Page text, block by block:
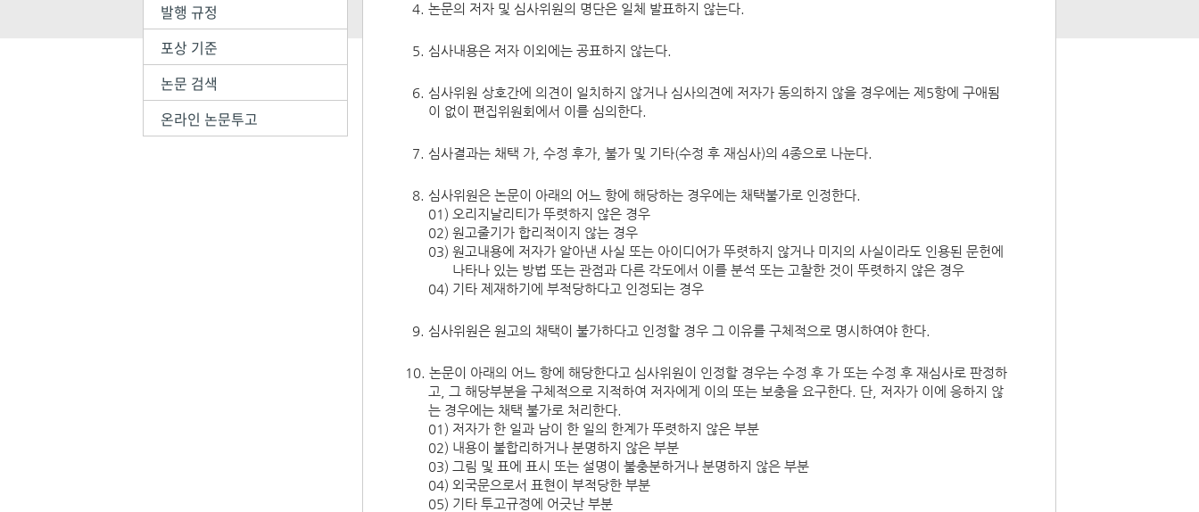
발행 규정
포상 기준
논문 검색
온라인 논문투고
4. 논문의 저자 및 심사위원의 명단은 일체 발표하지 않는다.
5. 심사내용은 저자 이외에는 공표하지 않는다.
6. 심사위원 상호간에 의견이 일치하지 않거나 심사의견에 저자가 동의하지 않을 경우에는 제5항에 구애됨
이 없이 편집위원회에서 이를 심의한다.
7. 심사결과는 채택 가, 수정 후가, 불가 및 기타(수정 후 재심사)의 4종으로 나눈다.
8. 심사위원은 논문이 아래의 어느 항에 해당하는 경우에는 채택불가로 인정한다.
오리지날리티가 뚜렷하지 않은 경우
원고줄기가 합리적이지 않는 경우
원고내용에 저자가 알아낸 사실 또는 아이디어가 뚜렷하지 않거나 미지의 사실이라도 인용된 문헌에
나타나 있는 방법 또는 관점과 다른 각도에서 이를 분석 또는 고찰한 것이 뚜렷하지 않은 경우
기타 제재하기에 부적당하다고 인정되는 경우
9. 심사위원은 원고의 채택이 불가하다고 인정할 경우 그 이유를 구체적으로 명시하여야 한다.
10. 논문이 아래의 어느 항에 해당한다고 심사위원이 인정할 경우는 수정 후 가 또는 수정 후 재심사로 판정하
고, 그 해당부분을 구체적으로 지적하여 저자에게 이의 또는 보충을 요구한다. 단, 저자가 이에 응하지 않
는 경우에는 채택 불가로 처리한다.
저자가 한 일과 남이 한 일의 한계가 뚜렷하지 않은 부분
내용이 불합리하거나 분명하지 않은 부분
그림 및 표에 표시 또는 설명이 불충분하거나 분명하지 않은 부분
외국문으로서 표현이 부적당한 부분
기타 투고규정에 어긋난 부분